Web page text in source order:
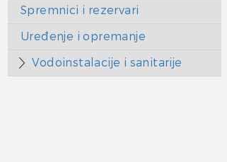
Spremnici i rezervari
Uređenje i opremanje
Vodoinstalacije i sanitarije